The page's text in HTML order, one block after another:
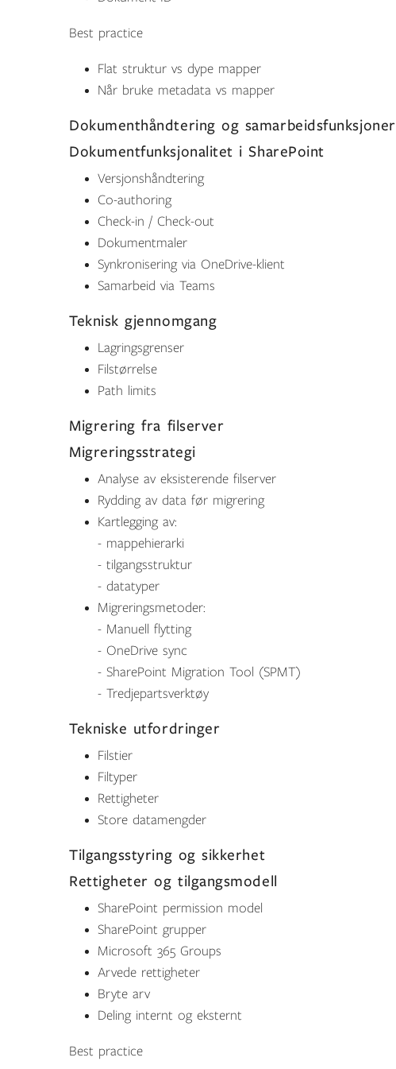
Best practice
Flat struktur vs dype mapper
Når bruke metadata vs mapper
Dokumenthåndtering og samarbeidsfunksjoner
Dokumentfunksjonalitet i SharePoint
Versjonshåndtering
Co-authoring
Check-in / Check-out
Dokumentmaler
Synkronisering via OneDrive-klient
Samarbeid via Teams
Teknisk gjennomgang
Lagringsgrenser
Filstørrelse
Path limits
Migrering fra filserver
Migreringsstrategi
Analyse av eksisterende filserver
Rydding av data før migrering
Kartlegging av:
- mappehierarki
- tilgangsstruktur
- datatyper
Migreringsmetoder:
- Manuell flytting
- OneDrive sync
- SharePoint Migration Tool (SPMT)
- Tredjepartsverktøy
Tekniske utfordringer
Filstier
Filtyper
Rettigheter
Store datamengder
Tilgangsstyring og sikkerhet
Rettigheter og tilgangsmodell
SharePoint permission model
SharePoint grupper
Microsoft 365 Groups
Arvede rettigheter
Bryte arv
Deling internt og eksternt
Best practice